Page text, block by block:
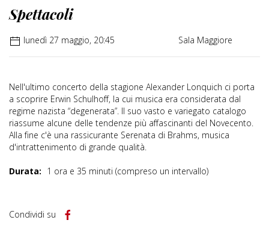
Spettacoli
lunedì 27 maggio, 20:45 Sala Maggiore
Nell'ultimo concerto della stagione Alexander Lonquich ci porta
a scoprire Erwin Schulhoff, la cui musica era considerata dal
regime nazista “degenerata”. Il suo vasto e variegato catalogo
riassume alcune delle tendenze più affascinanti del Novecento.
Alla fine c'è una rassicurante Serenata di Brahms, musica
d'intrattenimento di grande qualità.
Durata: 1 ora e 35 minuti (compreso un intervallo)
Condividi su